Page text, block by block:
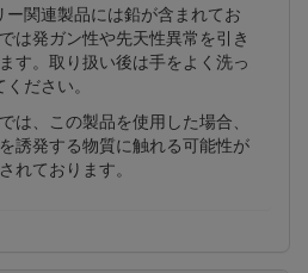
関連製品には鉛が含まれてお
は発ガン性や先天性異常を引き
す。取り扱い後は手をよく洗っ
ください。
は、この製品を使用した場合、
誘発する物質に触れる可能性が
れております。